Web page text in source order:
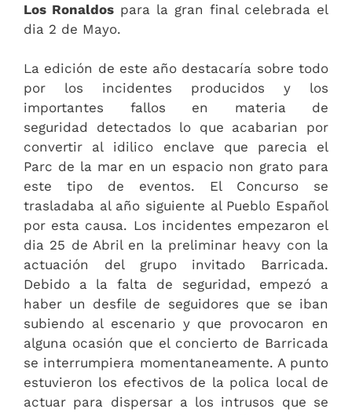
Los Ronaldos para la gran final celebrada el
dia 2 de Mayo.
La edición de este año destacaría sobre todo
por los incidentes producidos y los
importantes fallos en materia de
seguridad detectados lo que acabarian por
convertir al idilico enclave que parecia el
Parc de la mar en un espacio non grato para
este tipo de eventos. El Concurso se
trasladaba al año siguiente al Pueblo Español
por esta causa. Los incidentes empezaron el
dia 25 de Abril en la preliminar heavy con la
actuación del grupo invitado Barricada.
Debido a la falta de seguridad, empezó a
haber un desfile de seguidores que se iban
subiendo al escenario y que provocaron en
alguna ocasión que el concierto de Barricada
se interrumpiera momentaneamente. A punto
estuvieron los efectivos de la polica local de
actuar para dispersar a los intrusos que se